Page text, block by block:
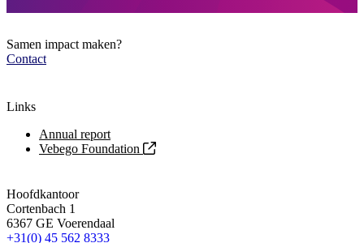
Samen impact maken?
Contact
Links
Annual report
Vebego Foundation
Hoofdkantoor
Cortenbach 1
6367 GE Voerendaal
+31(0) 45 562 8333